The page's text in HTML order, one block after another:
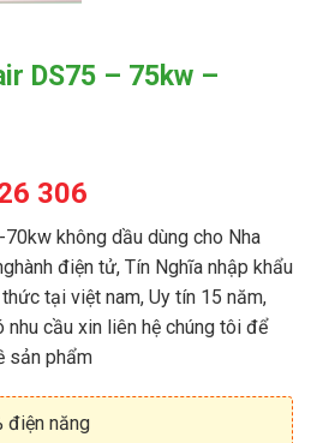
DS75 – 75kw –
306
không dầu dùng cho Nha
điện tử, Tín Nghĩa nhập khẩu
tại việt nam, Uy tín 15 năm,
nhu cầu xin liên hệ chúng tôi để
sản phẩm
điện năng